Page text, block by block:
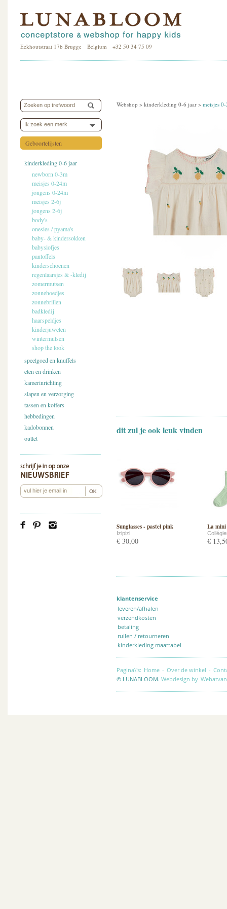
Eekhoutstraat 17b Brugge Belgium +32 50 34 75 09
Ik zoek een merk
Geboortelijsten
kinderkleding 0-6 jaar
newborn 0-3m
meisjes 0-24m
jongens 0-24m
meisjes 2-6j
jongens 2-6j
body's
onesies / pyama's
baby- & kindersokken
babyslofjes
pantoffels
kinderschoenen
regenlaarsjes & -kledij
zomermutsen
zonnehoedjes
zonnebrillen
badkledij
haarspeldjes
kinderjuwelen
wintermutsen
shop the look
speelgoed en knuffels
eten en drinken
kamerinrichting
slapen en verzorging
tassen en koffers
hebbedingen
kadobonnen
outlet
Webshop > kinderkleding 0-6 jaar > meisjes
dit zul je ook leuk vinden
Sunglasses - pastel pink
Izipizi
€ 30,00
La
€
klantenservice
leveren/afhalen
verzendkosten
betaling
ruilen / retourneren
kinderkleding maattabel
Pagina\'s: Home - Over de winkel -
© LUNABLOOM. Webdesign by